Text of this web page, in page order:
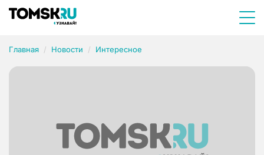
Главная Новости Интересное